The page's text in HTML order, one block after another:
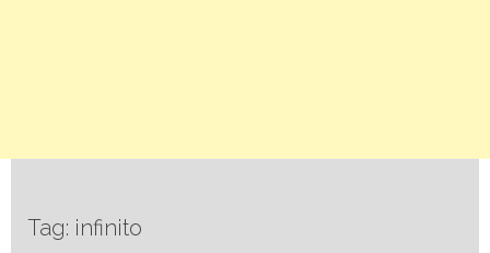
Tag: infinito